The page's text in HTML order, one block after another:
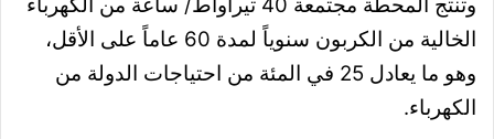
وتنتج المحطة مجتمعة 40 تيراواط/ ساعة من الكهرباء
الخالية من الكربون سنوياً لمدة 60 عاماً على الأقل،
وهو ما يعادل 25 في المئة من احتياجات الدولة من
الكهرباء.